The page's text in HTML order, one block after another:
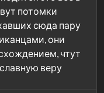
потомки
сюда пару
они
чтут
веру